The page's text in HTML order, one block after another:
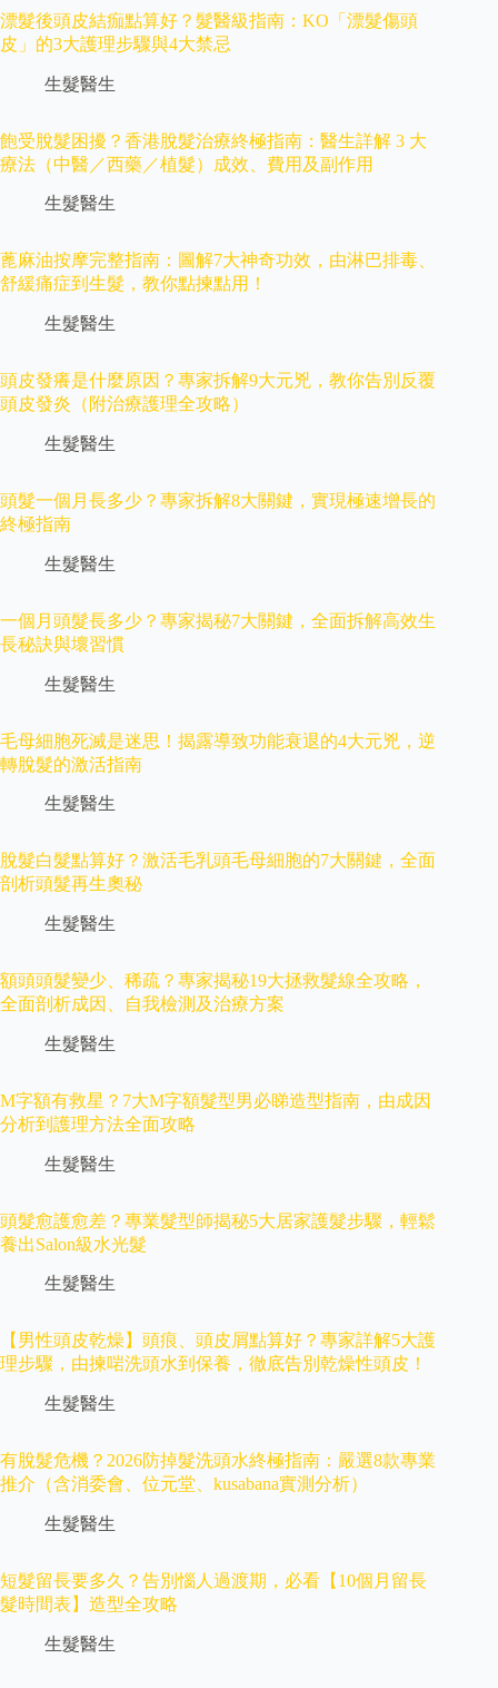
漂髮後頭皮結痂點算好？髮醫級指南：KO「漂髮傷頭
皮」的3大護理步驟與4大禁忌
生髮醫生
飽受脫髮困擾？香港脫髮治療終極指南：醫生詳解 3 大
療法（中醫／西藥／植髮）成效、費用及副作用
生髮醫生
蓖麻油按摩完整指南：圖解7大神奇功效，由淋巴排毒、
舒緩痛症到生髮，教你點揀點用！
生髮醫生
頭皮發癢是什麼原因？專家拆解9大元兇，教你告別反覆
頭皮發炎（附治療護理全攻略）
生髮醫生
頭髮一個月長多少？專家拆解8大關鍵，實現極速增長的
終極指南
生髮醫生
一個月頭髮長多少？專家揭秘7大關鍵，全面拆解高效生
長秘訣與壞習慣
生髮醫生
毛母細胞死滅是迷思！揭露導致功能衰退的4大元兇，逆
轉脫髮的激活指南
生髮醫生
脫髮白髮點算好？激活毛乳頭毛母細胞的7大關鍵，全面
剖析頭髮再生奧秘
生髮醫生
額頭頭髮變少、稀疏？專家揭秘19大拯救髮線全攻略，
全面剖析成因、自我檢測及治療方案
生髮醫生
M字額有救星？7大M字額髮型男必睇造型指南，由成因
分析到護理方法全面攻略
生髮醫生
頭髮愈護愈差？專業髮型師揭秘5大居家護髮步驟，輕鬆
養出Salon級水光髮
生髮醫生
【男性頭皮乾燥】頭痕、頭皮屑點算好？專家詳解5大護
理步驟，由揀啱洗頭水到保養，徹底告別乾燥性頭皮！
生髮醫生
有脫髮危機？2026防掉髮洗頭水終極指南：嚴選8款專業
推介（含消委會、位元堂、kusabana實測分析）
生髮醫生
短髮留長要多久？告別惱人過渡期，必看【10個月留長
髮時間表】造型全攻略
生髮醫生